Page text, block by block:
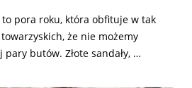
to pora roku, która obfituje w tak
że nie możemy
butów. Złote sandały, …